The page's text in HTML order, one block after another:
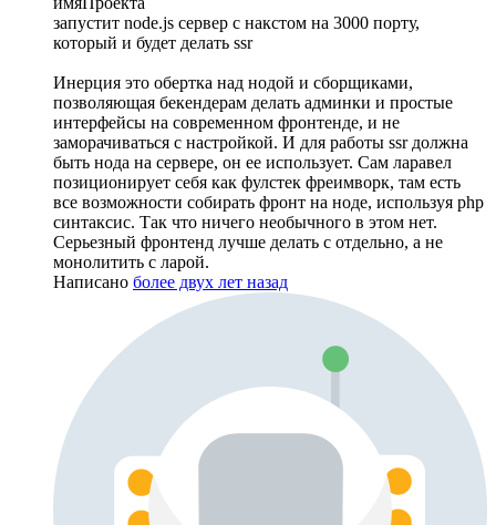
запустит node.js сервер с накстом на 3000 порту,
который и будет делать ssr
Инерция это обертка над нодой и сборщиками,
позволяющая бекендерам делать админки и простые
интерфейсы на современном фронтенде, и не
заморачиваться с настройкой. И для работы ssr должна
быть нода на сервере, он ее использует. Сам ларавел
позиционирует себя как фулстек фреимворк, там есть
все возможности собирать фронт на ноде, используя php
синтаксис. Так что ничего необычного в этом нет.
Серьезный фронтенд лучше делать с отдельно, а не
монолитить с ларой.
Написано более двух лет назад